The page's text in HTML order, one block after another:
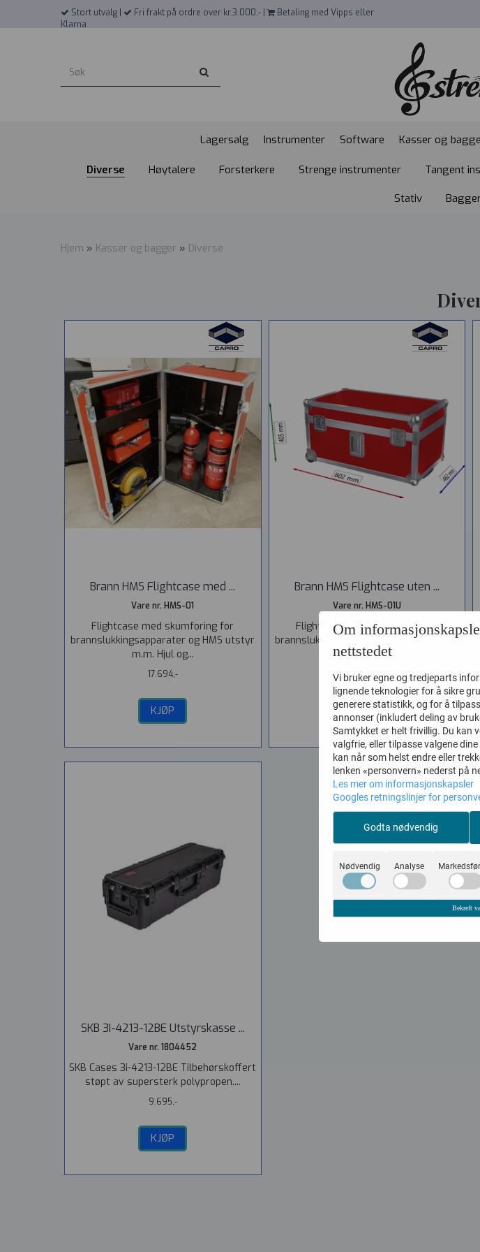
Stort utvalg | Fri frakt på ordre over kr.3.000,- |
Betaling med Vipps eller
Klarna
Lagersalg Instrumenter Software Kasser og
Diverse Høytalere Forsterkere Strenge instrumenter Tangent
Stativ
Hjem » Kasser og bagger » Diverse
Brann HMS Flightcase med ...
Vare nr. HMS-01
Flightcase med skumforing for
brannslukkingsapparater og HMS utstyr
m.m. Hjul og...
17.694,-
KJØP
Brann HMS Flightcase uten ...
Vare nr. HMS-01U
Flightcase med skumforing for
brannslukkingsapparater og HMS utstyr
m.m. Hjul og...
13.270,-
KJØP
SKB 3I-4213-12BE Utstyrskasse ...
Vare nr. 1804452
SKB Cases 3i-4213-12BE Tilbehørskoffert
støpt av supersterk polypropen....
9.695,-
KJØP
Om
nettstedet
Vi bruker egne og tredjeparts
lignende teknologier for å sikre
generere statistikk, og for å
annonser (inkludert deling av
Samtykket er helt frivillig. Du kan
valgfrie, eller tilpasse valgene
kan når som helst endre eller
lenken «personvern» nederst på
Les mer om informasjonskapsler
Googles retningslinjer for
Godta nødvendig
Nødvendig Analyse
Bekreft